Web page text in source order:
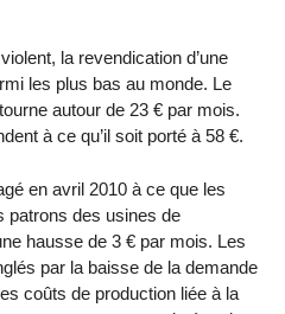
la revendication d’une
les plus bas au monde. Le
autour de 23 € par mois.
à ce qu’il soit porté à 58 €.
en avril 2010 à ce que les
patrons des usines de
hausse de 3 € par mois. Les
par la baisse de la demande
coûts de production liée à la